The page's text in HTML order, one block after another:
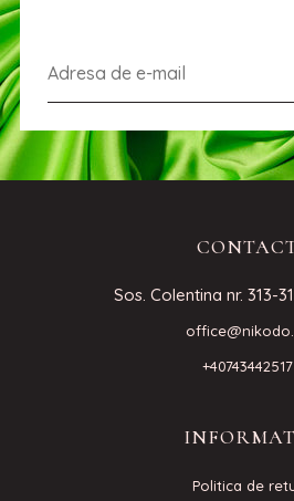
Sos. Colentina nr. 313-
+40743442517
Politica de